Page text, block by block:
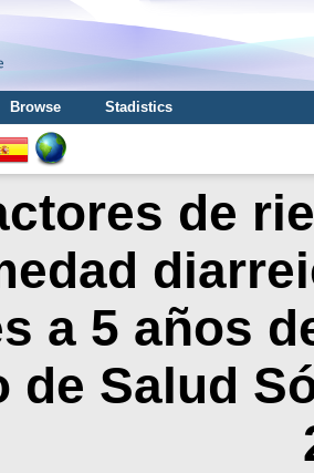
Browse Stadistics
de
a 5 años
de Salud